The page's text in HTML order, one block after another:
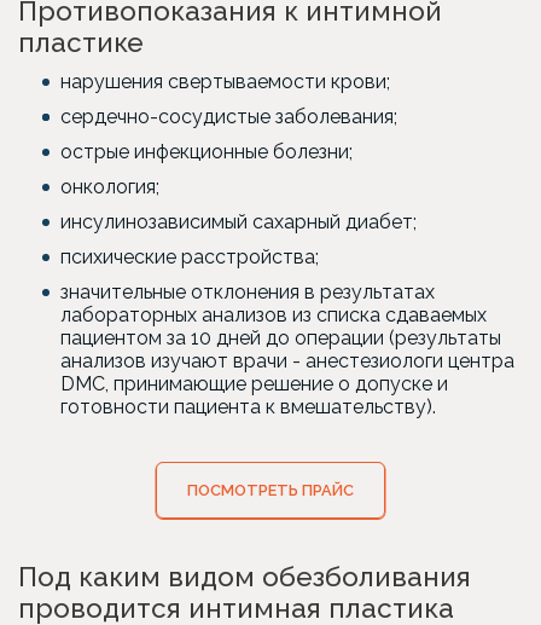
Противопоказания к интимной
пластике
нарушения свертываемости крови;
сердечно-сосудистые заболевания;
острые инфекционные болезни;
онкология;
инсулинозависимый сахарный диабет;
психические расстройства;
значительные отклонения в результатах
лабораторных анализов из списка сдаваемых
пациентом за 10 дней до операции (результаты
анализов изучают врачи - анестезиологи центра
DMC, принимающие решение о допуске и
готовности пациента к вмешательству).
ПОСМОТРЕТЬ ПРАЙС
Под каким видом обезболивания
проводится интимная пластика